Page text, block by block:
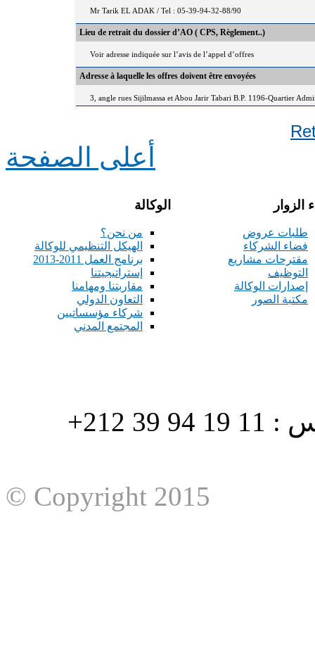
Mr Tarik EL ADAK / Tel : 05-39-94-32-88/90
Lieu de retrait du dossier d’AO ( CPS, Règlement..)
Voir adresse indiquée sur l’avis de l’appel d’offres
Adresse à laquelle les offres doivent être envoyées
3, angle rues Sijilmassa et Abou Jarir Tabari B.P. 1196-Quartier
أعلى الصفحة
الوكالة
من نحن؟
الهيكل التنظيمي للوكالة
برنامج العمل 2011-2013
إستراتيجيتنا
مقاربتنا ومهامنا
التعاون الدولي
شركاء مؤسساتيين
المجتمع المدني
الزوار
طلبات عروض
فضاء الشركاء
مقترحات مشاريع
التوظيف
إصدارات الوكالة
مكتبة الصور
هاتف : 90/88 32 94 39 212+ فاكس : 11 19 94 39 212+
© Copyright 2015